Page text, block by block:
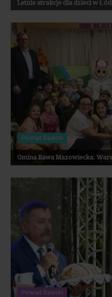
Letnie atrakcje dla dzieci w
Powiat Rawski
Gmina Rawa Mazowiecka:
Powiat Rawski